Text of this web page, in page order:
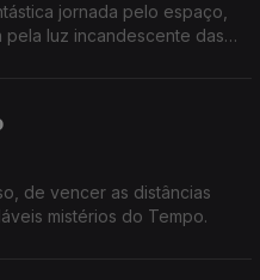
jornada pelo espaço,
luz incandescente das
de vencer as distâncias
mistérios do Tempo.